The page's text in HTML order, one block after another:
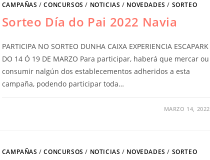
CAMPAÑAS /CONCURSOS / NOTICIAS / NOVEDADES / SORTEO
Sorteo Día do Pai 2022 Navia
PARTICIPA NO SORTEO DUNHA CAIXA EXPERIENCIA ESCAPARK
DO 14 Ó 19 DE MARZO Para participar, haberá que mercar ou
consumir nalgún dos establecementos adheridos a esta
campaña, podendo participar toda…
MARZO 14, 2022
CAMPAÑAS /CONCURSOS / NOTICIAS / NOVEDADES / SORTEO